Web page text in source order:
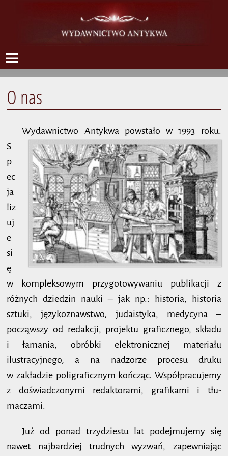
O nas
Wydawnictwo Antykwa powstało w 1993 roku.
S
p
ec
ja
liz
uj
e
si
ę
w kompleksowym przy­gotowywaniu publikacji z
różnych dzie­dzin nauki – jak np.: historia, historia
sztuki, językoznawstwo, judai­styka, medy­cyna –
począwszy od redakcji, projektu graficznego, składu
i łamania, obróbki elektronicznej materiału
ilustracyjnego, a na nadzorze procesu druku
w zakładzie poli­graficznym kończąc. Współpracujemy
z doświad­czo­nymi redaktorami, grafikami i tłu­
maczami.
Już od ponad trzydziestu lat podejmujemy się
nawet najbardziej trudnych wyzwań, zapew­niając